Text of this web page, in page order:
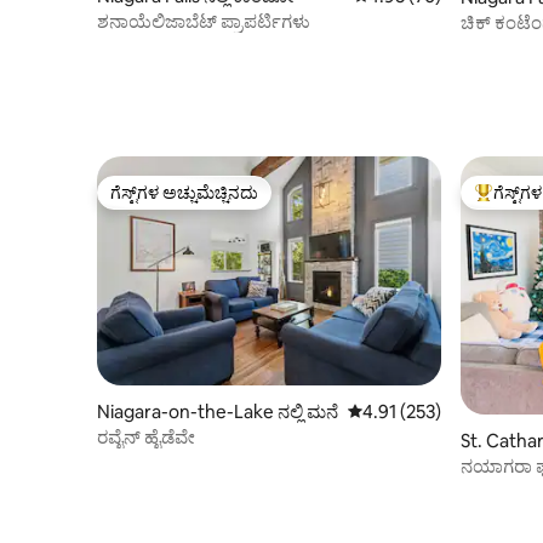
ಶನಾಯೆಲಿಜಾಬೆಟ್ ಪ್ರಾಪರ್ಟಿಗಳು
ಚಿಕ್
ಗೆಸ್ಟ್‌ಗಳ ಅಚ್ಚುಮೆಚ್ಚಿನದು
ಗೆಸ್ಟ್‌ಗಳ ಅಚ್ಚುಮೆಚ್ಚಿನದು
Niagara-on-the-Lake ನಲ್ಲಿ ಮನೆ 5 ರಲ್ಲಿ 4.91 ಸರಾಸರಿ
4.91 (253)
ರವೈನ್ ಹೈಡೆವೇ
ಗೆಸ್ಟ್‌ಗಳಿಗೆ
St.
ನಯಾಗರಾ